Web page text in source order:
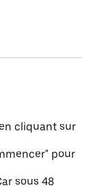
cliquant sur
pour
sous 48